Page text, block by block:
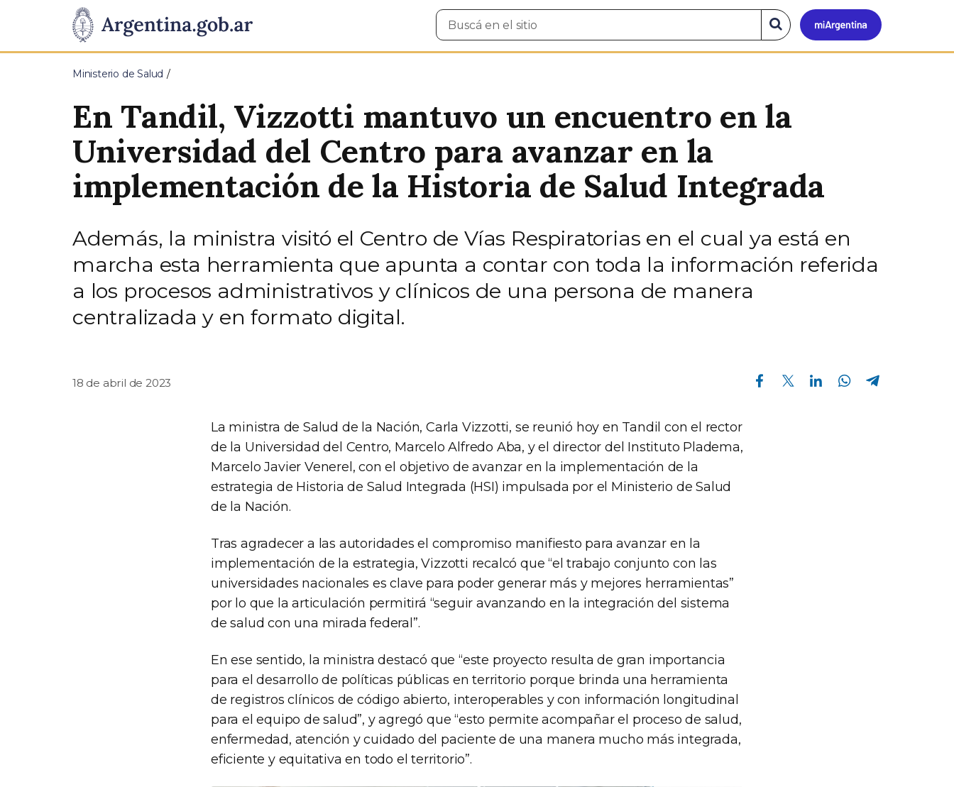
Presidencia
de
Pasar al contenido principal
Mi
Buscar
en
Buscar
en
el
Ministerio de Salud
En Tandil, Vizzotti mantuvo un encuentro en la
Universidad del Centro para avanzar en la
implementación de la Historia de Salud Integrada
Además, la ministra visitó el Centro de Vías Respiratorias en el cual ya está en
marcha esta herramienta que apunta a contar con toda la información referida
a los procesos administrativos y clínicos de una persona de manera
centralizada y en formato digital.
18 de abril de 2023
Compartir en Facebook Compartir en Twitter Compartir en Linkedin Compartir en Whatsapp
La ministra de Salud de la Nación, Carla Vizzotti, se reunió hoy en Tandil con el rector
de la Universidad del Centro, Marcelo Alfredo Aba, y el director del Instituto Pladema,
Marcelo Javier Venerel, con el objetivo de avanzar en la implementación de la
estrategia de Historia de Salud Integrada (HSI) impulsada por el Ministerio de Salud
de la Nación.
Tras agradecer a las autoridades el compromiso manifiesto para avanzar en la
implementación de la estrategia, Vizzotti recalcó que “el trabajo conjunto con las
universidades nacionales es clave para poder generar más y mejores herramientas”
por lo que la articulación permitirá “seguir avanzando en la integración del sistema
de salud con una mirada federal”.
En ese sentido, la ministra destacó que “este proyecto resulta de gran importancia
para el desarrollo de políticas públicas en territorio porque brinda una herramienta
de registros clínicos de código abierto, interoperables y con información longitudinal
para el equipo de salud”, y agregó que “esto permite acompañar el proceso de salud,
enfermedad, atención y cuidado del paciente de una manera mucho más integrada,
eficiente y equitativa en todo el territorio”.